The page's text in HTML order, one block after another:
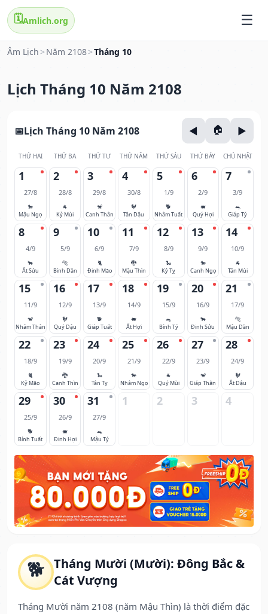
🗓️Amlich.org
Âm Lịch > Năm 2108>Tháng 10
Lịch Tháng 10 Năm 2108
🐕 Tháng Mười (Mười): Đông Bắc &
Cát Vượng
Tháng Mười năm 2108 (năm Mậu Thìn) là thời điểm đặc
Lịch Tháng 10 Năm 2108
THỨ HAI THỨ BA THỨ TƯ THỨ NĂM THỨ SÁU THỨ BẢY CHỦ NHẬT
1
27/8
🐎
Mậu Ngọ
2
28/8
🐐
Kỷ Mùi
3
29/8
🐒
Canh Thân
4
30/8
🐓
Tân Dậu
5
1/9
🐕
Nhâm Tuất
6
2/9
🐖
Quý Hợi
7
3/9
🐀
Giáp Tý
8
4/9
🐂
Ất Sửu
9
5/9
🐅
Bính Dần
10
6/9
🐈
Đinh Mão
11
7/9
🐉
Mậu Thìn
12
8/9
🐍
Kỷ Tỵ
13
9/9
🐎
Canh Ngọ
14
10/9
🐐
Tân Mùi
15
11/9
🐒
Nhâm Thân
16
12/9
🐓
Quý Dậu
17
13/9
🐕
Giáp Tuất
18
14/9
🐖
Ất Hợi
19
15/9
🐀
Bính Tý
20
16/9
🐂
Đinh Sửu
21
17/9
🐅
Mậu Dần
22
18/9
🐈
Kỷ Mão
23
19/9
🐉
Canh Thìn
24
20/9
🐍
Tân Tỵ
25
21/9
🐎
Nhâm Ngọ
26
22/9
🐐
Quý Mùi
27
23/9
🐒
Giáp Thân
28
24/9
🐓
Ất Dậu
29
25/9
🐕
Bính Tuất
30
26/9
🐖
Đinh Hợi
31
27/9
🐀
Mậu Tý
1 2 3 4